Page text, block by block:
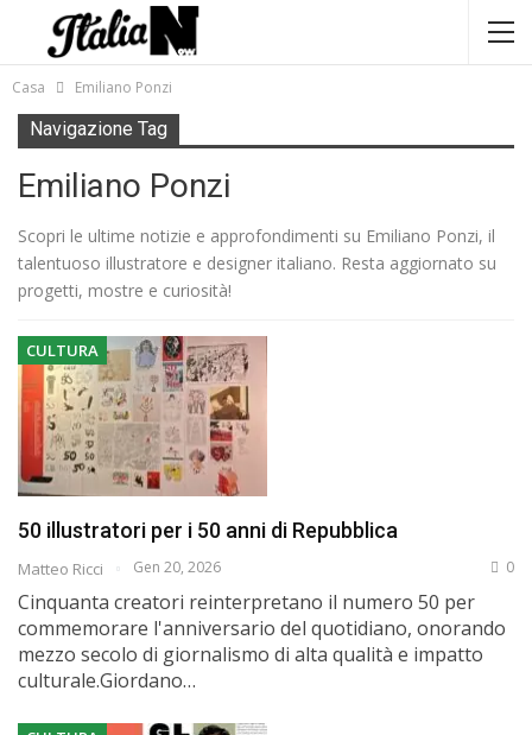
Casa Emiliano Ponzi
Navigazione Tag
Emiliano Ponzi
Scopri le ultime notizie e approfondimenti su Emiliano Ponzi, il
talentuoso illustratore e designer italiano. Resta aggiornato su
progetti, mostre e curiosità!
CULTURA
50 illustratori per i 50 anni di Repubblica
Matteo Ricci Gen 20, 2026 0
Cinquanta creatori reinterpretano il numero 50 per
commemorare l'anniversario del quotidiano, onorando
mezzo secolo di giornalismo di alta qualità e impatto
culturale.Giordano…